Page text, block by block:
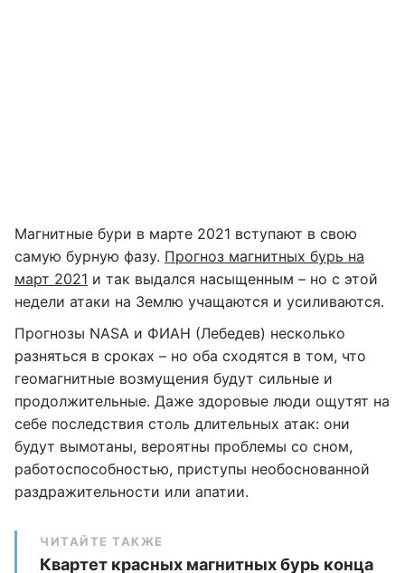
Магнитные бури в марте 2021 вступают в свою
самую бурную фазу. Прогноз магнитных бурь на
март 2021 и так выдался насыщенным – но с этой
недели атаки на Землю учащаются и усиливаются.
Прогнозы NASA и ФИАН (Лебедев) несколько
разняться в сроках – но оба сходятся в том, что
геомагнитные возмущения будут сильные и
продолжительные. Даже здоровые люди ощутят на
себе последствия столь длительных атак: они
будут вымотаны, вероятны проблемы со сном,
работоспособностью, приступы необоснованной
раздражительности или апатии.
ЧИТАЙТЕ ТАКЖЕ
Квартет красных магнитных бурь конца